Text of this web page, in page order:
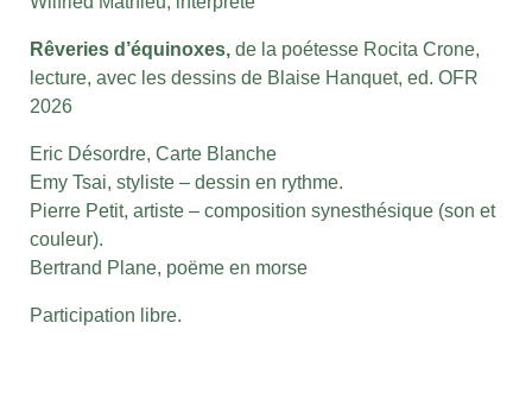
Rêveries d’équinoxes, de la poétesse Rocita Crone,
lecture, avec les dessins de Blaise Hanquet, ed. OFR
2026
Eric Désordre, Carte Blanche
Emy Tsai, styliste – dessin en rythme.
Pierre Petit, artiste – composition synesthésique (son et
couleur).
Bertrand Plane, poëme en morse
Participation libre.